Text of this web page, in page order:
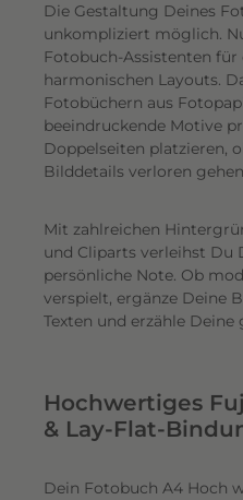
Die Gestaltung Deines
unkompliziert möglich.
Fotobuch-Assistenten
harmonischen Layouts.
Fotobüchern aus
beeindruckende Motive
Doppelseiten platzieren,
Bilddetails verloren
Mit zahlreichen
und Cliparts verleihst Du
persönliche Note. Ob
verspielt, ergänze Deine
Texten und erzähle Deine
Hochwertiges
& Lay-Flat-
Dein Fotobuch A4 Hoch